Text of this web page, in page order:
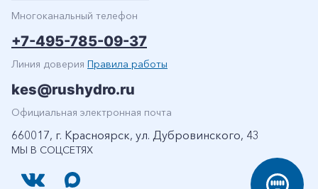
МЫ В СОЦСЕТЯХ
Многоканальный телефон
+7-495-785-09-37
Линия доверия Правила работы
kes@rushydro.ru
Официальная электронная почта
660017, г. Красноярск, ул. Дубровинского, 43